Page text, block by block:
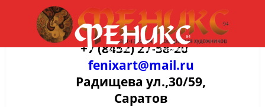
+7 (8452) 27-58-20
fenixart@mail.ru
Радищева ул.,30/59,
Саратов